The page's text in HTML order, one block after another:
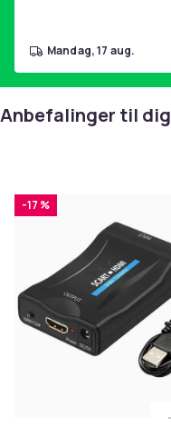
mandag, 17 aug.
Anbefalinger til dig
-17 %